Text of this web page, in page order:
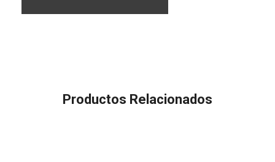
Productos Relacionados